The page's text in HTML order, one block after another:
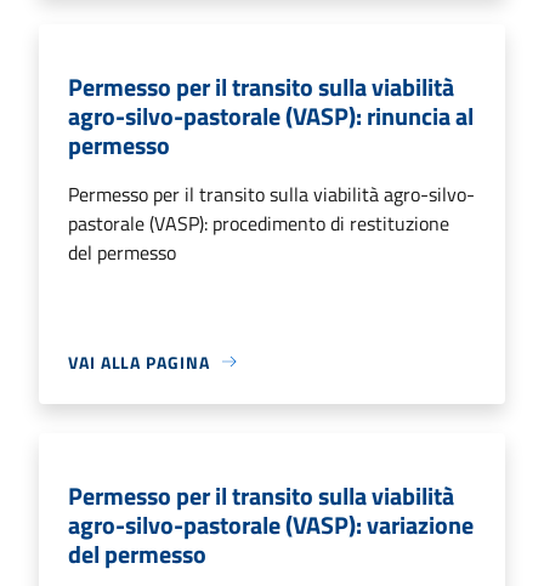
Permesso per il transito sulla viabilità
agro-silvo-pastorale (VASP): rinuncia al
permesso
Permesso per il transito sulla viabilità agro-silvo-
pastorale (VASP): procedimento di restituzione
del permesso
VAI ALLA PAGINA
Permesso per il transito sulla viabilità
agro-silvo-pastorale (VASP): variazione
del permesso